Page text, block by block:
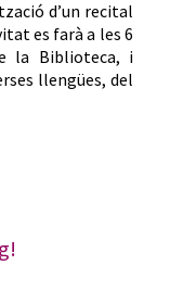
d’un recital
es farà a les 6
la Biblioteca, i
llengües, del